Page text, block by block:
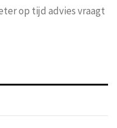
op tijd advies vraagt